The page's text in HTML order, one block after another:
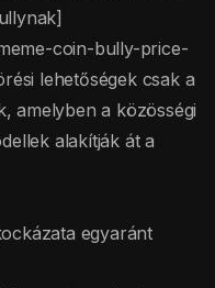
coin-bully-price-
lehetőségek csak a
amelyben a közösségi
alakítják át a
egyaránt